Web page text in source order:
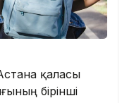
қаласы
бірінші